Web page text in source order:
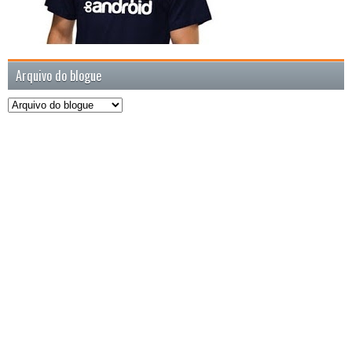
Arquivo do blogue